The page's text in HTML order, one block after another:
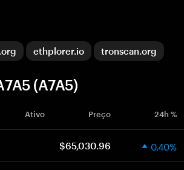
ethplorer.io tronscan.org
(A7A5)
Ativo Preço 24h %
$65,030.96 0.40%